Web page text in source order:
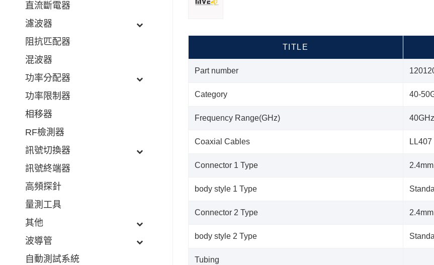
TITLE
Part number
Category 40-
Frequency Range(GHz) 40GHz
Coaxial Cables LL407
Connector 1 Type
body style 1 Type
Connector 2 Type
body style 2 Type
Tubing
直流斷電器
濾波器
阻抗匹配器
混波器
功率分配器
功率限制器
相移器
RF檢測器
訊號切換器
訊號終端器
高頻探針
量測工具
其他
波導管
自動測試系統